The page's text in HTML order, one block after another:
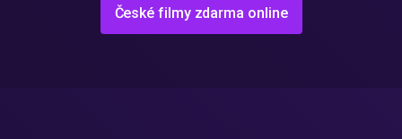
České filmy zdarma online